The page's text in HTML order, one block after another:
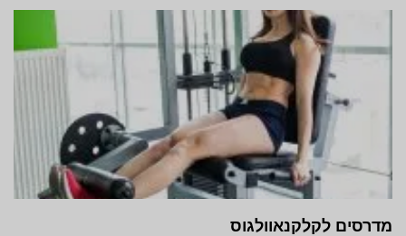
מדרסים לקלקנאוולגוס